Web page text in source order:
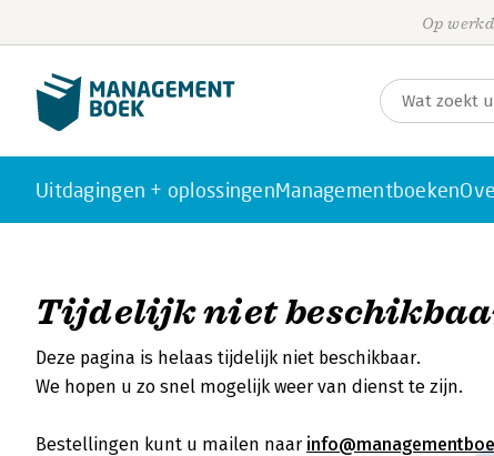
Op
Uitdagingen + oplossingenManagementboeken
Tijdelijk niet
Deze pagina is helaas tijdelijk niet beschikbaar.
We hopen u zo snel mogelijk weer van dienst te zijn.
Bestellingen kunt u mailen naar